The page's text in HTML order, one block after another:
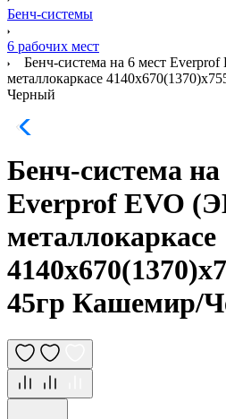
Бенч-системы
6 рабочих мест
Бенч-система на 6 мест
металлокаркасе
Черный
Бенч-система на
Everprof EVO
металлокаркасе
45гр Кашемир/